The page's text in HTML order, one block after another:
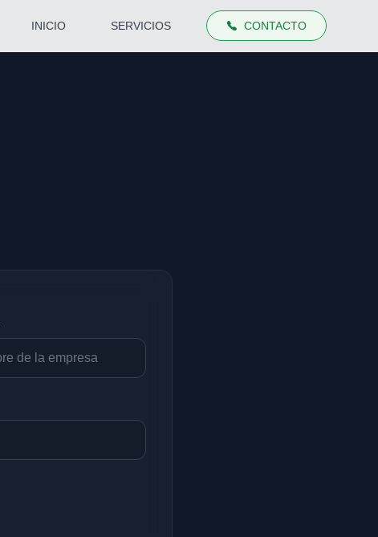
INICIO SERVICIOS CONTACTO